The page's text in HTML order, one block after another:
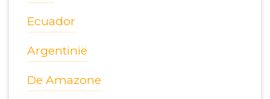
Ecuador
Argentinië
De Amazone